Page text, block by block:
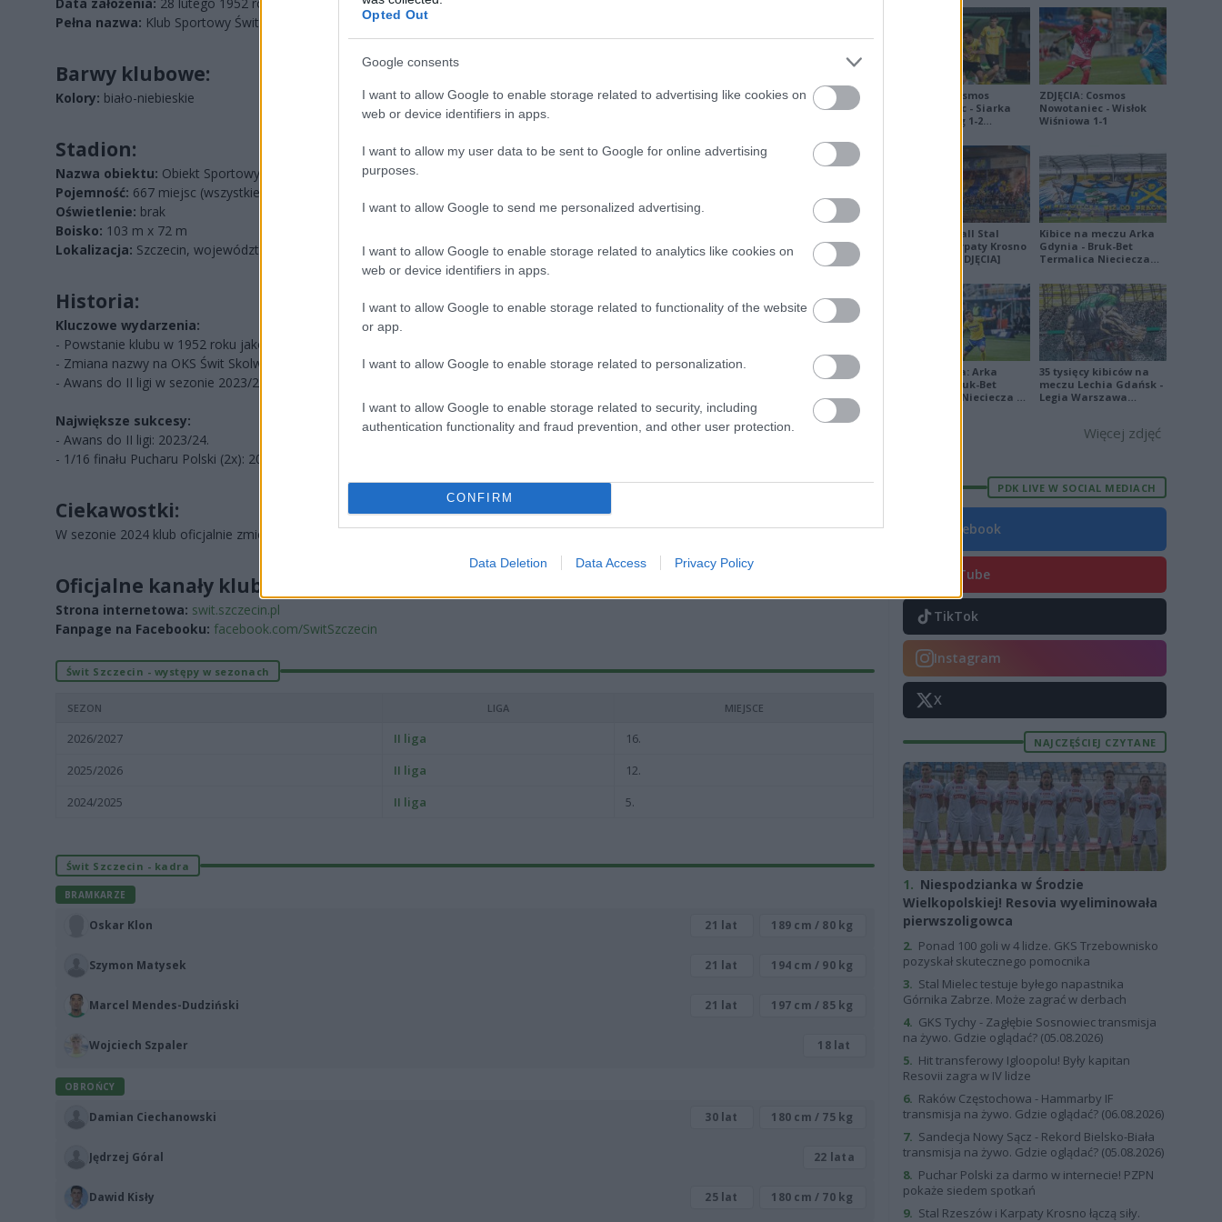
Opted Out
Google consents
I want to allow Google to enable storage related to advertising like cookies on
web or device identifiers in apps.
I want to allow my user data to be sent to Google for online advertising
purposes.
I want to allow Google to send me personalized advertising.
I want to allow Google to enable storage related to analytics like cookies on
web or device identifiers in apps.
I want to allow Google to enable storage related to functionality of the website
or app.
I want to allow Google to enable storage related to personalization.
I want to allow Google to enable storage related to security, including
authentication functionality and fraud prevention, and other user protection.
CONFIRM
Data Deletion Data Access Privacy Policy
Pełna nazwa: Klub Sportowy Świt Szczecin
Barwy klubowe:
Kolory: biało-niebieskie
Stadion:
Nazwa obiektu: Obiekt Sportowy Skolwin
Pojemność: 667 miejsc (wszystkie siedzące)
Oświetlenie: brak
Boisko: 103 m x 72 m
Lokalizacja: Szczecin, województwo zachodniopomorskie
Historia:
Kluczowe wydarzenia:
- Powstanie klubu w 1952 roku jako Zakładowy Klub Sportowy Świt Skolwin.
- Zmiana nazwy na OKS Świt Skolwin-Szczecin w 1996 roku.
- Awans do II ligi w sezonie 2023/2024.
Największe sukcesy:
- Awans do II ligi: 2023/24.
- 1/16 finału Pucharu Polski (2x): 2020/21, 2021/22.
Ciekawostki:
W sezonie 2024 klub oficjalnie zmienił nazwę na KS Świt Szczecin, podkreślając swoje miejskie korzenie.
Oficjalne kanały klubu:
Strona internetowa: swit.szczecin.pl
Fanpage na Facebooku: facebook.com/SwitSzczecin
Świt Szczecin - występy w sezonach
SEZON LIGA MIEJSCE
2026/2027 II liga
16.
2025/2026
II liga
12.
2024/2025
II liga 5.
Świt Szczecin - kadra
BRAMKARZE
Oskar Klon 21 lat 189 cm / 80 kg
Szymon Matysek 21 lat 194 cm / 90 kg
Marcel Mendes-Dudziński 21 lat 197 cm / 85 kg
Wojciech Szpaler 18 lat
OBROŃCY
Damian Ciechanowski 30 lat 180 cm / 75 kg
Jędrzej Góral 22 lata
Dawid Kisły 25 lat 180 cm / 70 kg
ZDJĘCIA: Cosmos
Nowotaniec - Siarka
Tarnobrzeg 1-2
ZDJĘCIA: Cosmos
Nowotaniec - Wisłok
Wiśniowa 1-1
Derby Ekoball Stal
Sanok - Karpaty Krosno
na remis [ZDJĘCIA]
Kibice na meczu Arka
Gdynia - Bruk-Bet
Termalica Nieciecza
Ekstraklasa: Arka
Gdynia - Bruk-Bet
Termalica Nieciecza 2-
35 tysięcy kibiców na
meczu Lechia Gdańsk -
Legia Warszawa
Więcej zdjęć
PDK LIVE W SOCIAL MEDIACH
Facebook
YouTube
TikTok
Instagram
X
NAJCZĘŚCIEJ CZYTANE
1. Niespodzianka w Środzie
Wielkopolskiej! Resovia wyeliminowała
pierwszoligowca
2. Ponad 100 goli w 4 lidze. GKS Trzebownisko
pozyskał skutecznego pomocnika
3. Stal Mielec testuje byłego napastnika
Górnika Zabrze. Może zagrać w derbach
4. GKS Tychy - Zagłębie Sosnowiec transmisja
na żywo. Gdzie oglądać? (05.08.2026)
5. Hit transferowy Igloopolu! Były kapitan
Resovii zagra w IV lidze
6. Raków Częstochowa - Hammarby IF
transmisja na żywo. Gdzie oglądać? (06.08.2026)
7. Sandecja Nowy Sącz - Rekord Bielsko-Biała
transmisja na żywo. Gdzie oglądać? (05.08.2026)
8. Puchar Polski za darmo w internecie! PZPN
pokaże siedem spotkań
9. Stal Rzeszów i Karpaty Krosno łączą siły.